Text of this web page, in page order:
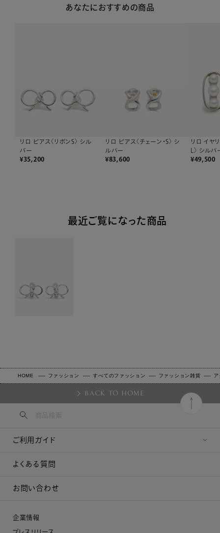
あなたにおすすめの商品
リロ ピアス〈リボンS〉 シル
バー
¥35,200
リロ ピアス〈チェーン・S〉 シ
ルバー
¥83,600
リロ イヤ
L〉 シルバ
¥49,500
最近ご覧になった商品
HOME ファッション すべてのファッション ファッション雑貨
BACK TO HOME
ご利用ガイド
よくある質問
お問い合わせ
企業情報
プレスリリース